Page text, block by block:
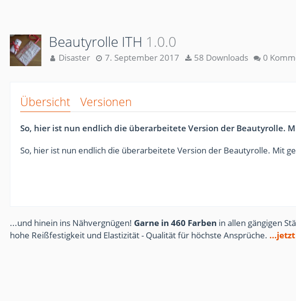
Beautyrolle ITH 1.0.0
Disaster 7. September 2017 58 Downloads 0
Übersicht Versionen
So, hier ist nun endlich die überarbeitete Version der Beautyrolle.
So, hier ist nun endlich die überarbeitete Version der Beautyrolle. Mit
...und hinein ins Nähvergnügen! Garne in 460 Farben in allen gängigen
hohe Reißfestigkeit und Elastizität - Qualität für höchste Ansprüche.